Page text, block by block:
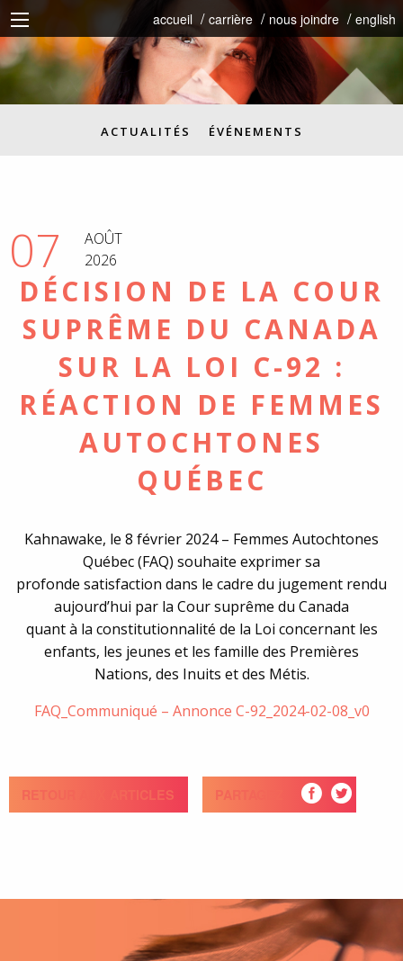
accueil carrière nous joindre english
ACTUALITÉS ÉVÉNEMENTS
07
AOÛT
2026
DÉCISION DE LA COUR
SUPRÊME DU CANADA
SUR LA LOI C-92 :
RÉACTION DE FEMMES
AUTOCHTONES
QUÉBEC
Kahnawake, le 8 février 2024 – Femmes Autochtones
Québec (FAQ) souhaite exprimer sa
profonde satisfaction dans le cadre du jugement rendu
aujourd’hui par la Cour suprême du Canada
quant à la constitutionnalité de la Loi concernant les
enfants, les jeunes et les famille des Premières
Nations, des Inuits et des Métis.
FAQ_Communiqué – Annonce C-92_2024-02-08_v0
RETOUR AUX ARTICLES PARTAGEZ